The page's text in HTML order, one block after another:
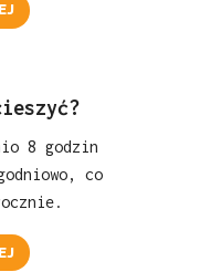
8 godzin
co